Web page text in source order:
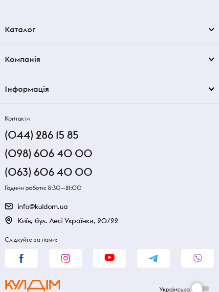
Каталог
Компанія
Інформація
Контакти
(044) 286 15 85
(098) 606 40 00
(063) 606 40 00
Години роботи: 8:30—21:00
info@kuldom.ua
Київ, бул. Лесі Українки, 20/22
Слідкуйте за нами:
Українська